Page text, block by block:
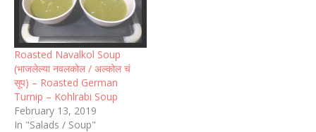
Roasted Navalkol Soup
(भाजलेल्या नवलकोल / अल्कोल चं
सूप) – Roasted German
Turnip – Kohlrabi Soup
February 13, 2019
In "Salads / Soup"